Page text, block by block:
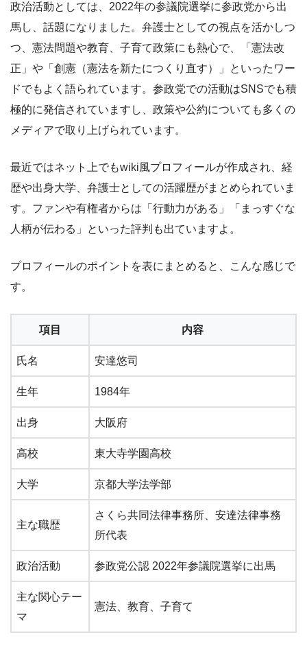
政治活動としては、2022年の参議院選挙に参政党から出
馬し、話題になりました。弁護士としての視点を活かしつ
つ、憲法問題や教育、子育て政策にも熱心で、「憲法改
正」や「創憲（憲法を新たにつくり直す）」といったワー
ドでもよく語られています。参政党での活動はSNSでも積
極的に発信されていますし、政策や公約についても多くの
メディアで取り上げられています。
最近ではネット上でもwiki風プロフィールが作成され、経
歴や出身大学、弁護士としての活躍歴がまとめられていま
す。ファンや有権者からは「行動力がある」「まっすぐな
人柄が伝わる」といった評判も出ていますよ。
プロフィールのポイントを表にまとめると、こんな感じで
す。
項目 内容
氏名 安達悠司
生年 1984年
出身 大阪府
高校 東大寺学園高校
大学 京都大学法学部
主な職歴
さくら共同法律事務所、安達法律事務
所代表
政治活動 参政党公認 2022年参議院選挙に出馬
主な関心テー
マ
憲法、教育、子育て